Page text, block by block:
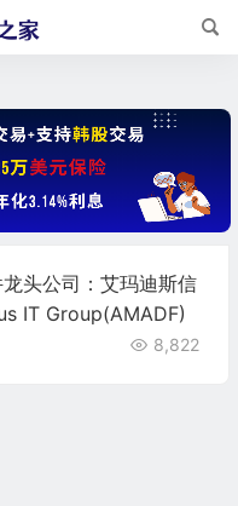
头公司：艾玛迪斯信
IT Group(AMADF)
8,822